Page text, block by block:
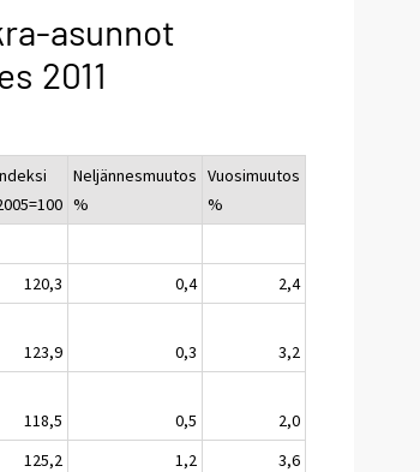
asunnot
2011
Neljännesmuutos
%
Vuosimuutos
%
120,3 0,4
2,4
123,9 0,3
3,2
118,5 0,5
2,0
125,2 1,2
3,6